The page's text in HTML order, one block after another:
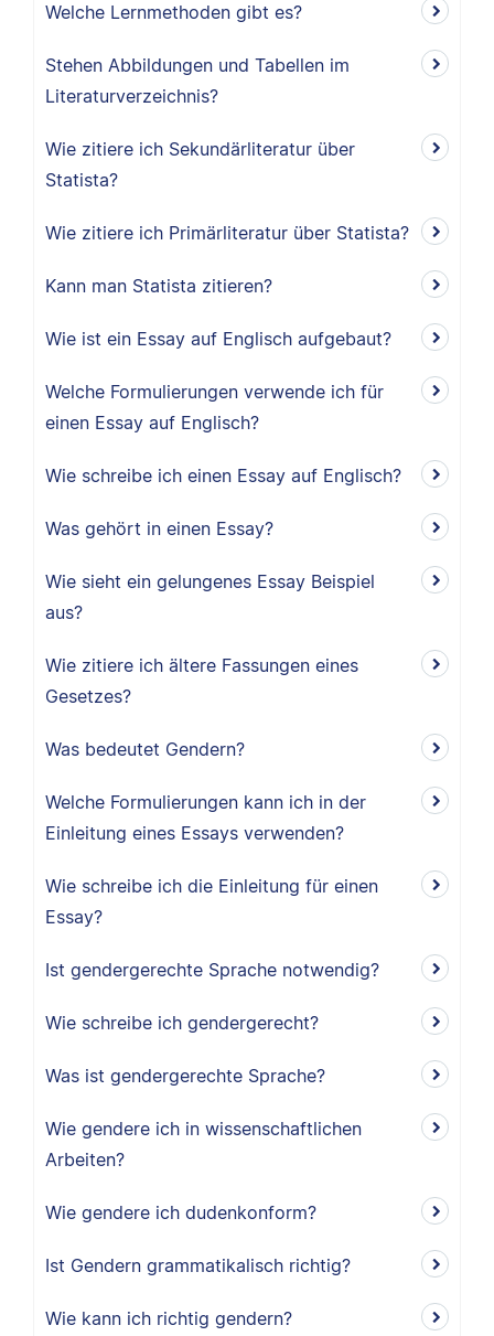
Welche Lernmethoden gibt es?
Stehen Abbildungen und Tabellen im
Literaturverzeichnis?
Wie zitiere ich Sekundärliteratur über
Statista?
Wie zitiere ich Primärliteratur über Statista?
Kann man Statista zitieren?
Wie ist ein Essay auf Englisch aufgebaut?
Welche Formulierungen verwende ich für
einen Essay auf Englisch?
Wie schreibe ich einen Essay auf Englisch?
Was gehört in einen Essay?
Wie sieht ein gelungenes Essay Beispiel
aus?
Wie zitiere ich ältere Fassungen eines
Gesetzes?
Was bedeutet Gendern?
Welche Formulierungen kann ich in der
Einleitung eines Essays verwenden?
Wie schreibe ich die Einleitung für einen
Essay?
Ist gendergerechte Sprache notwendig?
Wie schreibe ich gendergerecht?
Was ist gendergerechte Sprache?
Wie gendere ich in wissenschaftlichen
Arbeiten?
Wie gendere ich dudenkonform?
Ist Gendern grammatikalisch richtig?
Wie kann ich richtig gendern?